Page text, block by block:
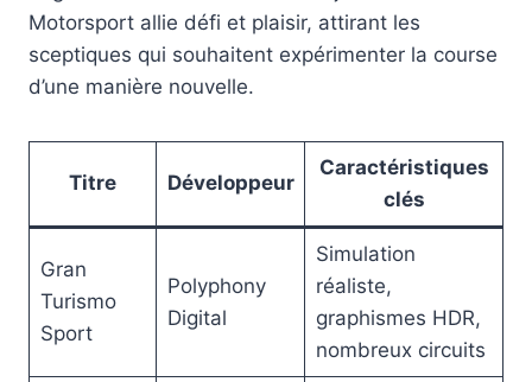
Motorsport allie défi et plaisir, attirant les
sceptiques qui souhaitent expérimenter la course
d’une manière nouvelle.
Titre Développeur
Caractéristiques
clés
Gran
Turismo
Sport
Polyphony
Digital
Simulation
réaliste,
graphismes HDR,
nombreux circuits